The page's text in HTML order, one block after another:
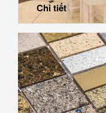
Mẫu Backsplash
Chi tiết